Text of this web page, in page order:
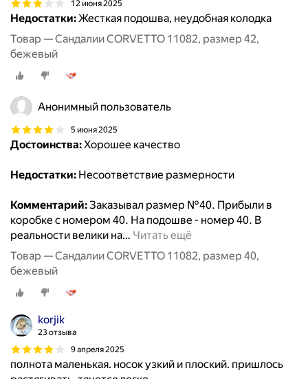
12 июня 2025
Недостатки:Жесткая подошва, неудобная колодка
Товар — Сандалии CORVETTO 11082, размер 42,
бежевый
Анонимный пользователь
5 июня 2025
Достоинства:Хорошее качество
Недостатки: Несоответствие размерности
Комментарий:Заказывал размер №40. Прибыли в
коробке с номером 40. На подошве - номер 40. В
реальности велики на… Читать ещё
Товар — Сандалии CORVETTO 11082, размер 40,
бежевый
korjik
23 отзыва
9 апреля 2025
полнота маленькая. носок узкий и плоский. пришлось